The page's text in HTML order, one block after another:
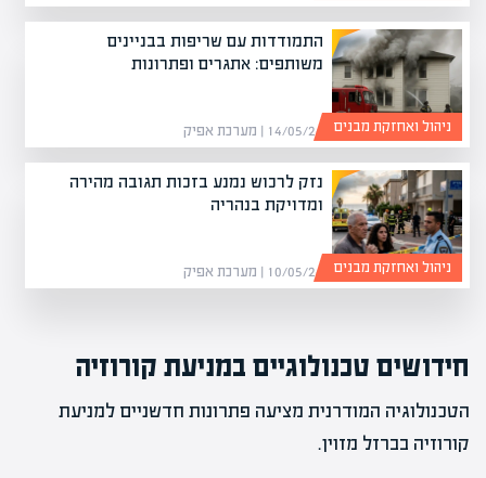
התמודדות עם שריפות בבניינים
משותפים: אתגרים ופתרונות
14/05/26 | מערכת אפיק ניהול ואחזקת מבנים
נזק לרכוש נמנע בזכות תגובה מהירה
ומדויקת בנהריה
10/05/26 | מערכת אפיק ניהול ואחזקת מבנים
חידושים טכנולוגיים במניעת קורוזיה
הטכנולוגיה המודרנית מציעה פתרונות חדשניים למניעת
קורוזיה בברזל מזוין.